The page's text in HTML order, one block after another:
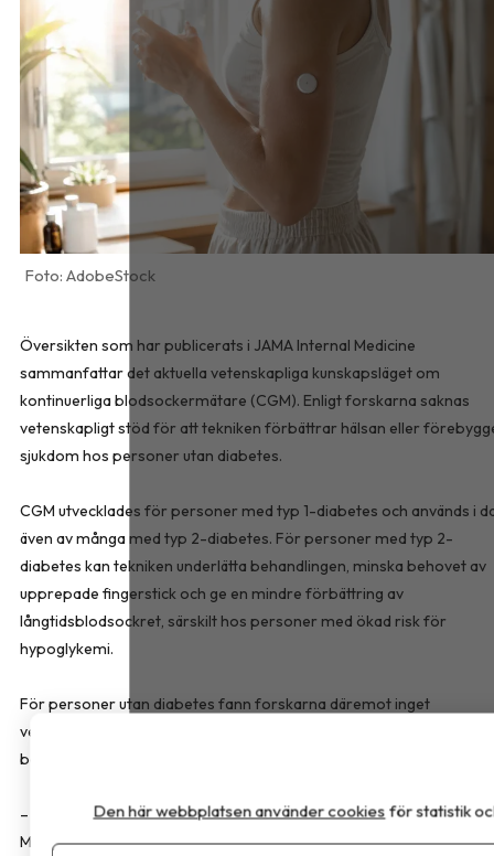
AdobeStock
Översikten som har publicerats i JAMA Internal Medicine
sammanfattar det aktuella vetenskapliga kunskapsläget om
kontinuerliga blodsockermätare (CGM). Enligt forskarna saknas
vetenskapligt stöd för att tekniken förbättrar hälsan eller
sjukdom hos personer utan diabetes.
CGM utvecklades för personer med typ 1-diabetes och används i
även av många med typ 2-diabetes. För personer med typ 2-
diabetes kan tekniken underlätta behandlingen, minska behovet av
upprepade fingerstick och ge en mindre förbättring av
långtidsblodsockret, särskilt hos personer med ökad risk för
hypoglykemi.
För personer utan diabetes fann forskarna däremot inget
vetenskapligt stöd för att kontinuerlig blodsockermätning leder till
bättre hälsa eller förebygger sjukdom.
– Det här är en teknik som gör enorm nytta för vissa
Men den används allt mer av grupper där vi inte vet om den gör
Den här webbplatsen använder cookies för statistik